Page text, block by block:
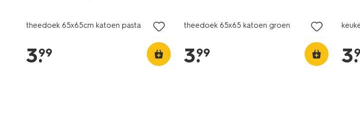
theedoek 65x65cm katoen pasta
3.
99
theedoek 65x65 katoen groen
3.
99 3.